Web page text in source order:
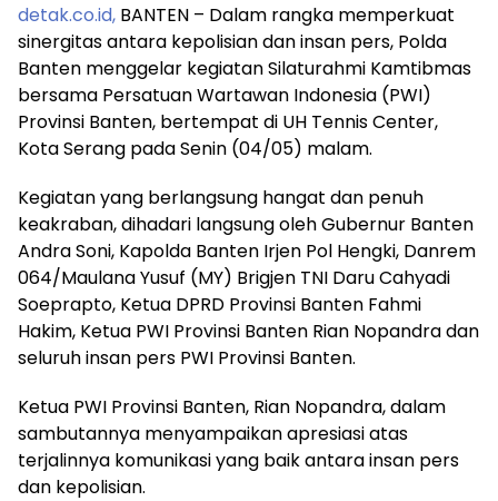
detak.co.id, BANTEN – Dalam rangka memperkuat
sinergitas antara kepolisian dan insan pers, Polda
Banten menggelar kegiatan Silaturahmi Kamtibmas
bersama Persatuan Wartawan Indonesia (PWI)
Provinsi Banten, bertempat di UH Tennis Center,
Kota Serang pada Senin (04/05) malam.
Kegiatan yang berlangsung hangat dan penuh
keakraban, dihadari langsung oleh Gubernur Banten
Andra Soni, Kapolda Banten Irjen Pol Hengki, Danrem
064/Maulana Yusuf (MY) Brigjen TNI Daru Cahyadi
Soeprapto, Ketua DPRD Provinsi Banten Fahmi
Hakim, Ketua PWI Provinsi Banten Rian Nopandra dan
seluruh insan pers PWI Provinsi Banten.
Ketua PWI Provinsi Banten, Rian Nopandra, dalam
sambutannya menyampaikan apresiasi atas
terjalinnya komunikasi yang baik antara insan pers
dan kepolisian.